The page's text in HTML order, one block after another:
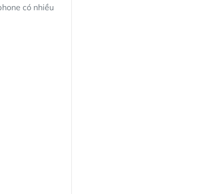
có nhiều